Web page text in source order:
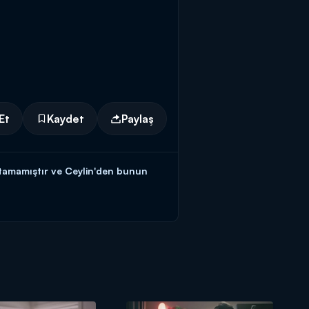
Kaydet Paylaş
ve Ceylin'den bunun
gibi onu dinlemektedir. Ilgaz'ın